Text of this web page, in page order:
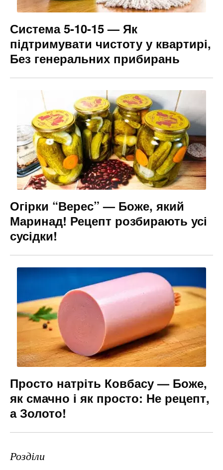
Система 5-10-15 — Як
підтримувати чистоту у квартирі,
Без генеральних прибирань
Огірки “Верес” — Боже, який
Маринад! Рецепт розбирають усі
сусідки!
Просто натріть Ковбасу — Боже,
як смачно і як просто: Не рецепт,
а Золото!
Розділи